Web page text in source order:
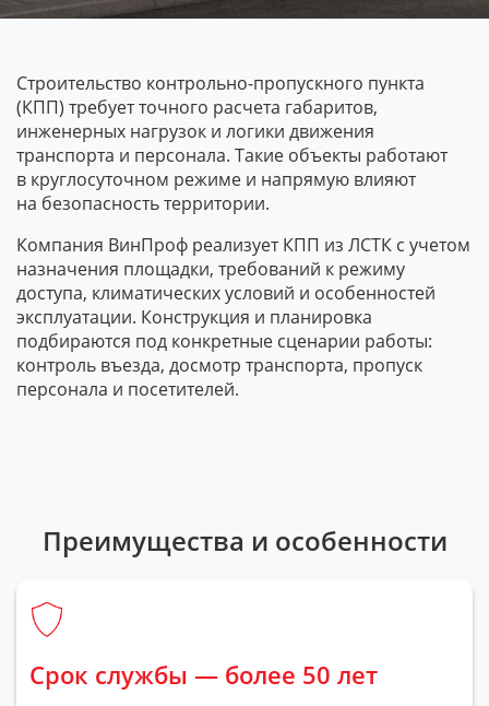
Строительство контрольно-пропускного пункта
(КПП) требует точного расчета габаритов,
инженерных нагрузок и логики движения
транспорта и персонала. Такие объекты работают
в круглосуточном режиме и напрямую влияют
на безопасность территории.
Компания ВинПроф реализует КПП из ЛСТК с учетом
назначения площадки, требований к режиму
доступа, климатических условий и особенностей
эксплуатации. Конструкция и планировка
подбираются под конкретные сценарии работы:
контроль въезда, досмотр транспорта, пропуск
персонала и посетителей.
Преимущества и особенности
Срок службы — более 50 лет